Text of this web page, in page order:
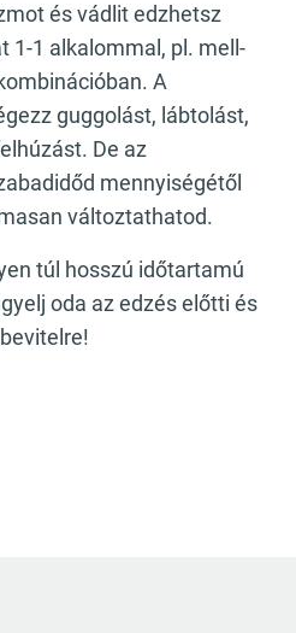
és vádlit edzhetsz
1-1 alkalommal, pl. mell-
A
guggolást, lábtolást,
De az
mennyiségétől
változtathatod.
túl hosszú időtartamú
oda az edzés előtti és